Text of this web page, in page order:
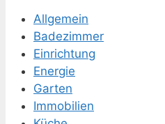
Allgemein
Badezimmer
Einrichtung
Energie
Garten
Immobilien